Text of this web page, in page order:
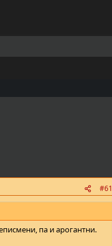
#61
па и арогантни.